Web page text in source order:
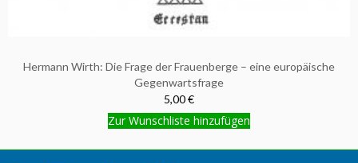
Hermann Wirth: Die Frage der Frauenberge – eine europäische
Gegenwartsfrage
5,00 €
Zur Wunschliste hinzufügen